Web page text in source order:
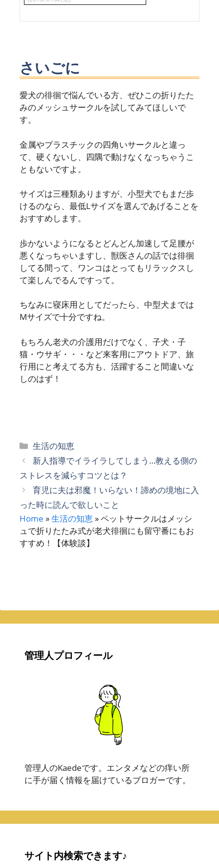
さいごに
愛犬の徘徊で悩んでいる方、ぜひこの折りたた
みのメッシュサークルを試してみてほしいで
す。
金属やプラスチックの四角いサークルと違っ
て、硬くないし、四隅で動けなくなっちゃうこ
ともないですよ。
サイズは三種類ありますが、小型犬でもまだ歩
けるのなら、最低Lサイズを選んであげることを
おすすめします。
歩かないようになるとどんどん加速して足腰が
悪くなっちゃいますし、獣医さんの話では徘徊
してる間って、ワンコはとってもリラックスし
て楽しんでるんですって。
ちなみに寝床用としてだったら、中型犬までは
Mサイズで十分ですね。
もちろん老犬の介護用だけでなく、子犬・子
猫・ウサギ・・・など来客用にアウトドア、旅
行用にと考えてる方も、活躍すること間違いな
しのはず！
カ
テ
リ
ー
生活の知恵
新人指導でイライラしてしまう…教える側の
ストレスを減らすコツとは？
育児に夫は邪魔！いらない！諦めの境地に入
った時に読んで欲しいこと
Home »生活の知恵 »ペットサークルはメッシ
ュで折りたたみ式が老犬徘徊にも留守番にもお
すすめ！【体験談】
管理人プロフィール
管理人のKaedeです。エンタメなどの痒い所
に手が届く情報を届けているブロガーです。
サイト内検索できます♪